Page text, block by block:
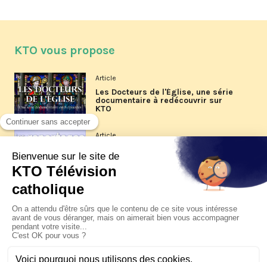
KTO vous propose
Article
Les Docteurs de l'Église, une série
documentaire à redécouvrir sur
KTO
Article
Les reportages d'été 2026 de KTO
La visite pastorale du pape Léon
XIV à Assise à suivre sur KTO le
jeudi 6 août